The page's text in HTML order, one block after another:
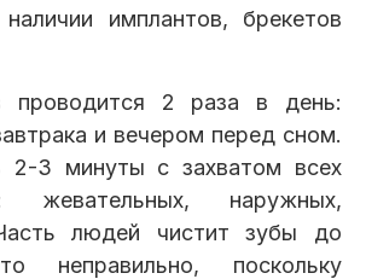
имплантов, брекетов
проводится 2 раза в день:
и вечером перед сном.
2-3 минуты с захватом всех
жевательных, наружных,
людей чистит зубы до
неправильно, поскольку